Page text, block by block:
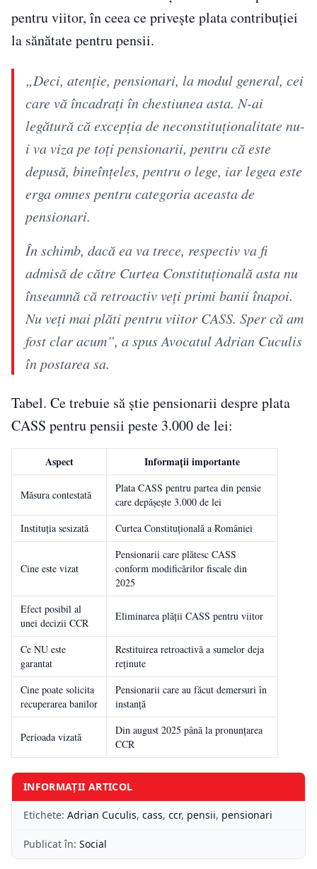
pentru viitor, în ceea ce privește plata contribuției
la sănătate pentru pensii.
„Deci, atenție, pensionari, la modul general, cei
care vă încadrați în chestiunea asta. N-ai
legătură că excepția de neconstituționalitate nu-
i va viza pe toți pensionarii, pentru că este
depusă, bineînțeles, pentru o lege, iar legea este
erga omnes pentru categoria aceasta de
pensionari.
În schimb, dacă ea va trece, respectiv va fi
admisă de către Curtea Constituțională asta nu
înseamnă că retroactiv veți primi banii înapoi.
Nu veți mai plăti pentru viitor CASS. Sper că am
fost clar acum”, a spus Avocatul Adrian Cuculis
în postarea sa.
Tabel. Ce trebuie să știe pensionarii despre plata
CASS pentru pensii peste 3.000 de lei:
Aspect Informații importante
Măsura contestată
Plata CASS pentru partea din pensie
care depășește 3.000 de lei
Instituția sesizată
Curtea Constituțională a României
Cine este vizat
Pensionarii care plătesc CASS
conform modificărilor fiscale din
2025
Efect posibil al
unei decizii CCR
Eliminarea plății CASS pentru viitor
Ce NU este
garantat
Restituirea retroactivă a sumelor deja
reținute
Cine poate solicita
recuperarea banilor
Pensionarii care au făcut demersuri în
instanță
Perioada vizată
Din august 2025 până la pronunțarea
CCR
INFORMAȚII ARTICOL
Etichete: Adrian Cuculis, cass, ccr, pensii, pensionari
Publicat în: Social